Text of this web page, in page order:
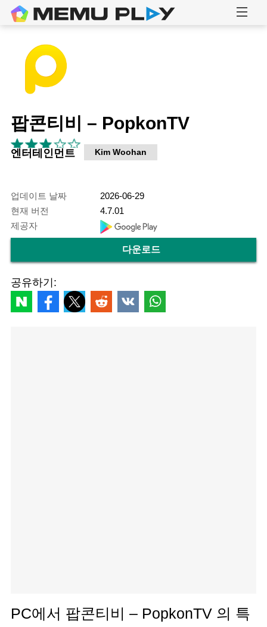
팝콘티비 – PopkonTV
엔터테인먼트 Kim Woohan
업데이트 날짜
2026-06-29
현재 버전
4.7.01
제공자
다운로드
공유하기:
PC에서 팝콘티비 – PopkonTV 의 특